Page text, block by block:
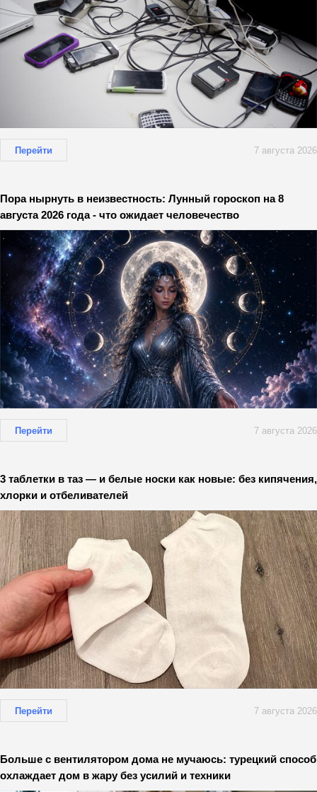
Перейти 7 августа 2026
Пора нырнуть в неизвестность: Лунный гороскоп на 8
августа 2026 года - что ожидает человечество
Перейти 7 августа 2026
3 таблетки в таз — и белые носки как новые: без кипячения,
хлорки и отбеливателей
Перейти 7 августа 2026
Больше с вентилятором дома не мучаюсь: турецкий способ
охлаждает дом в жару без усилий и техники